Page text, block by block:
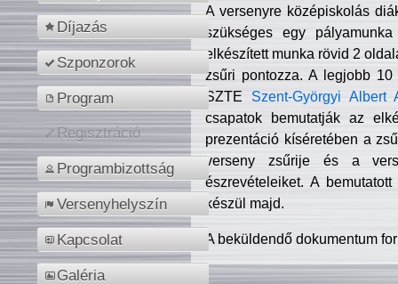
Díjazás
Szponzorok
Program
Regisztráció
Programbizottság
Versenyhelyszín
Kapcsolat
Galéria
A versenyre középiskolás
szükséges egy
elkészített munka rövid 2
zsűri pontozza. A legjobb
SZTE Szent-Györgyi Albert
csapatok bemutatják az
prezentáció kíséretében a
verseny zsűrije és a
észrevételeiket. A
készül majd.
A beküldendő dokumentum